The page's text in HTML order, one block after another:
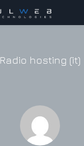
Radio hosting (it)